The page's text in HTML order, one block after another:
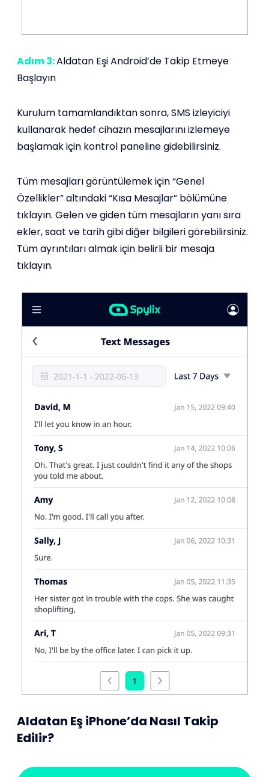
Adım 3:Aldatan Eşi Android’de Takip Etmeye
Başlayın
Kurulum tamamlandıktan sonra, SMS izleyiciyi
kullanarak hedef cihazın mesajlarını izlemeye
başlamak için kontrol paneline gidebilirsiniz.
Tüm mesajları görüntülemek için “Genel
Özellikler” altındaki “Kısa Mesajlar” bölümüne
tıklayın. Gelen ve giden tüm mesajların yanı sıra
ekler, saat ve tarih gibi diğer bilgileri görebilirsiniz.
Tüm ayrıntıları almak için belirli bir mesaja
tıklayın.
Aldatan Eş iPhone’da Nasıl Takip
Edilir?